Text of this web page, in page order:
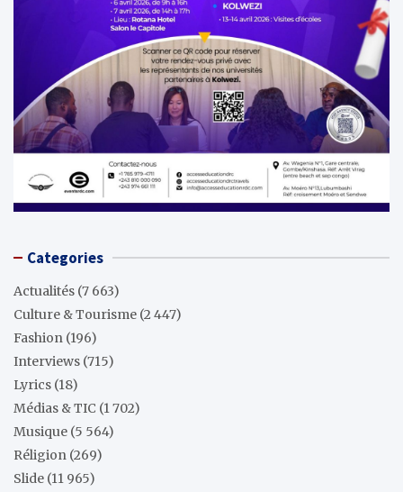
Categories
Actualités (7 663)
Culture & Tourisme (2 447)
Fashion (196)
Interviews (715)
Lyrics (18)
Médias & TIC (1 702)
Musique (5 564)
Réligion (269)
Slide (11 965)